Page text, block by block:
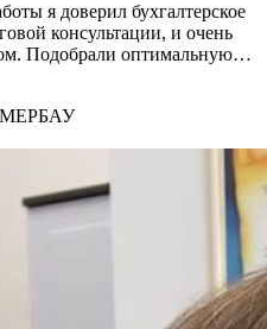
я доверил бухгалтерское
консультации, и очень
Подобрали оптимальную…
МЕРБАУ